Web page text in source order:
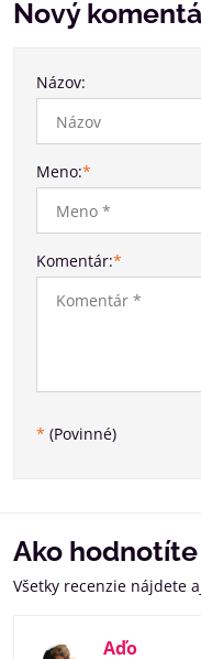
Nový
Názov:
Meno:*
Komentár:*
* (Povinné)
Ako
Všetky recenzie nájdete
Aďo